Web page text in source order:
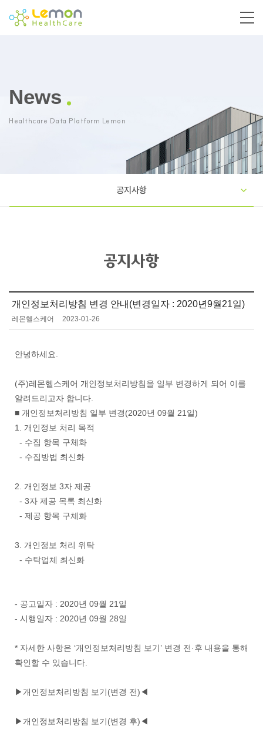
News
Healthcare Data Platform Lemon
공지사항
공지사항
개인정보처리방침 변경 안내(변경일자 : 2020년9월21일)
레몬헬스케어 2023-01-26
안녕하세요.
(주)레몬헬스케어 개인정보처리방침을 일부 변경하게 되어 이를
알려드리고자 합니다.
■ 개인정보처리방침 일부 변경(2020년 09월 21일)
1. 개인정보 처리 목적
- 수집 항목 구체화
- 수집방법 최신화
2. 개인정보 3자 제공
- 3자 제공 목록 최신화
- 제공 항목 구체화
3. 개인정보 처리 위탁
- 수탁업체 최신화
- 공고일자 : 2020년 09월 21일
- 시행일자 : 2020년 09월 28일
* 자세한 사항은 ‘개인정보처리방침 보기’ 변경 전·후 내용을 통해
확인할 수 있습니다.
▶개인정보처리방침 보기(변경 전)◀
▶개인정보처리방침 보기(변경 후)◀